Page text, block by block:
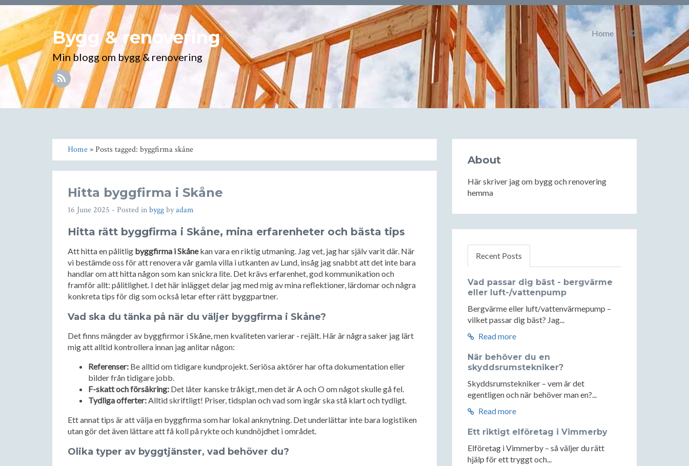
Bygg & renovering
Min blogg om bygg & renovering
Home
Home» Posts tagged: byggfirma skåne
Hitta byggfirma i Skåne
16 June 2025 - Posted inbyggbyadam
Hitta rätt byggfirma i Skåne, mina erfarenheter och bästa tips
Att hitta en pålitlig byggfirma i Skånekan vara en riktig utmaning. Jag vet, jag har själv varit där. När
vi bestämde oss för att renovera vår gamla villa i utkanten av Lund, insåg jag snabbt att det inte bara
handlar om att hitta någon som kan snickra lite. Det krävs erfarenhet, god kommunikation och
framför allt: pålitlighet. I det här inlägget delar jag med mig av mina reflektioner, lärdomar och några
konkreta tips för dig som också letar efter rätt byggpartner.
Vad ska du tänka på när du väljer byggfirma i Skåne?
Det finns mängder av byggfirmor i Skåne, men kvaliteten varierar - rejält. Här är några saker jag lärt
mig att alltid kontrollera innan jag anlitar någon:
Referenser: Be alltid om tidigare kundprojekt. Seriösa aktörer har ofta dokumentation eller
bilder från tidigare jobb.
F-skatt och försäkring: Det låter kanske tråkigt, men det är A och O om något skulle gå fel.
Tydliga offerter:Alltid skriftligt! Priser, tidsplan och vad som ingår ska stå klart och tydligt.
Ett annat tips är att välja en byggfirma som har lokal anknytning. Det underlättar inte bara logistiken
utan gör det även lättare att få koll på rykte och kundnöjdhet i området.
Olika typer av byggtjänster, vad behöver du?
About
Här skriver jag om bygg och renovering
hemma
Recent Posts
Vad passar dig bäst - bergvärme
eller luft-/vattenpump
Bergvärme eller luft/vattenvärmepump –
vilket passar dig bäst? Jag...
Read more
När behöver du en
skyddsrumstekniker?
Skyddsrumstekniker – vem är det
egentligen och när behöver man en?...
Read more
Ett riktigt elföretag i Vimmerby
Elföretag i Vimmerby – så väljer du rätt
hjälp för ett tryggt och...